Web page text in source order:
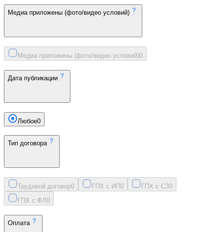
Медиа приложены (фото/видео условий)
Медиа приложены (фото/видео условий)0
Дата публикации
Любое0
Тип договора
Трудовой договор0 ГПХ с ИП0 ГПХ с СЗ0
ГПХ с ФЛ 0
Оплата